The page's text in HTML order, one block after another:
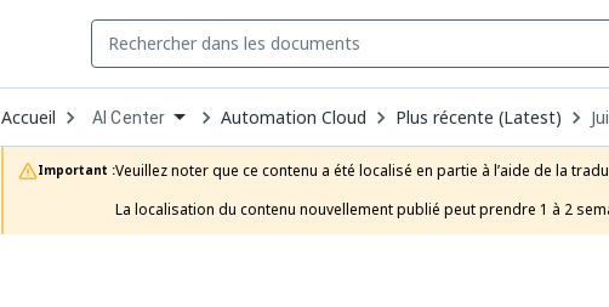
Accueil Open
Dropdown
to
choose
product
AI Center Automation Cloud Plus récente (Latest)
Important :Veuillez noter que ce contenu a été localisé en partie à l’aide de la
La localisation du contenu nouvellement publié peut prendre 1 à 2